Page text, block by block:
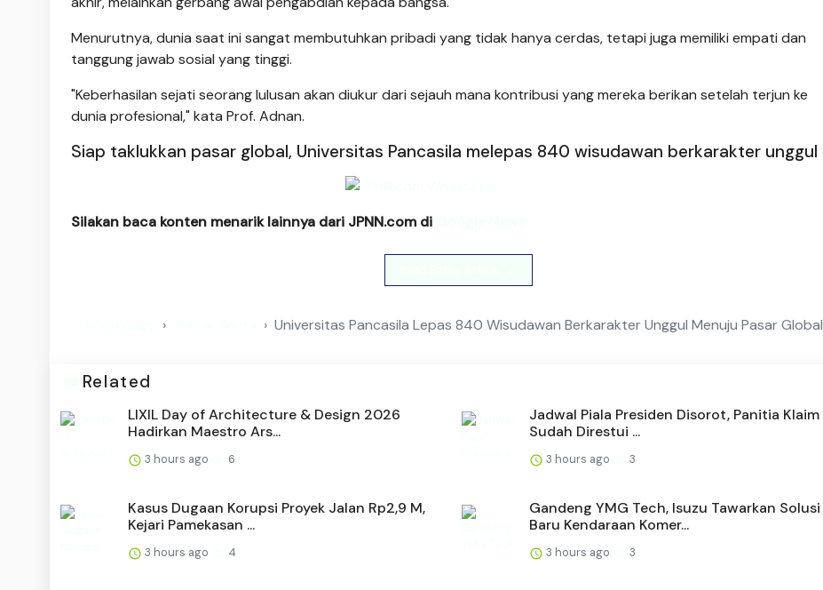
Menurutnya, dunia saat ini sangat membutuhkan pribadi yang tidak hanya cerdas, tetapi juga memiliki empati dan
tanggung jawab sosial yang tinggi.
"Keberhasilan sejati seorang lulusan akan diukur dari sejauh mana kontribusi yang mereka berikan setelah terjun ke
dunia profesional," kata Prof. Adnan.
Siap taklukkan pasar global, Universitas Pancasila melepas 840 wisudawan berkarakter unggul
Silakan baca konten menarik lainnya dari JPNN.com di
Universitas Pancasila Lepas 840 Wisudawan Berkarakter Unggul Menuju Pasar Global
Related
LIXIL Day of Architecture & Design 2026
Hadirkan Maestro Ars...
3 hours ago 6
Jadwal Piala Presiden Disorot, Panitia Klaim
Sudah Direstui ...
3 hours ago 3
Kasus Dugaan Korupsi Proyek Jalan Rp2,9 M,
Kejari Pamekasan ...
3 hours ago 4
Gandeng YMG Tech, Isuzu Tawarkan Solusi
Baru Kendaraan Komer...
3 hours ago 3